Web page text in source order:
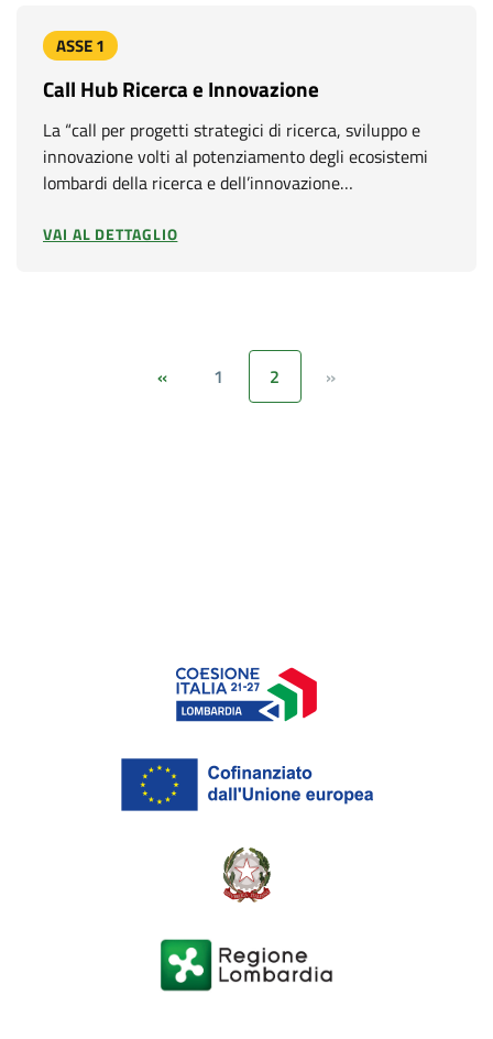
ASSE 1
Call Hub Ricerca e Innovazione
La “call per progetti strategici di ricerca, sviluppo e
innovazione volti al potenziamento degli ecosistemi
lombardi della ricerca e dell’innovazione…
VAI AL DETTAGLIO
« 1 2 »